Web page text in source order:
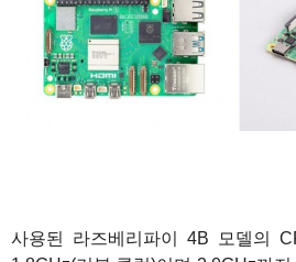
사용된 라즈베리파이 4B 모델의